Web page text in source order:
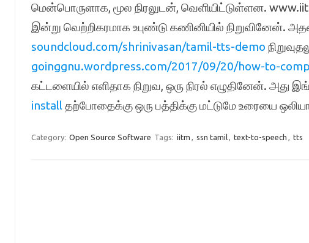
மென்பொருளாக, மூல நிரலுடன், வெளியிட்டுள்ளன.
இன்று வெற்றிகரமாக உபுண்டு கணினியில்
soundcloud.com/shrinivasan/tamil-tts-demo
goinggnu.wordpress.com/2017/09/20/how-to-
கட்டளையில் எளிதாக நிறுவ, ஒரு நிரல் எழுதினேன். அது
installதற்போதைக்கு ஒரு பத்திக்கு மட்டுமே உரையை
Category: Open Source Software Tags: iitm , ssn tamil, text-to-speech , tts